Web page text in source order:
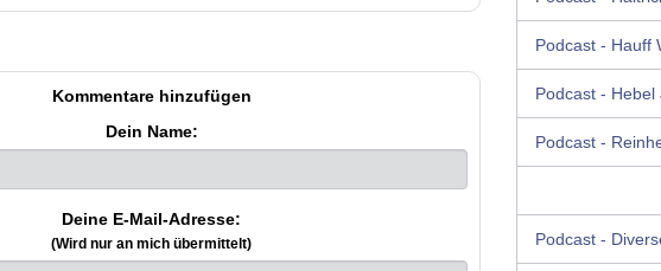
Kommentare hinzufügen
Dein Name:
Deine E-Mail-Adresse:
(Wird nur an mich übermittelt)
Podcast - Hauff
Podcast - Hebel
Podcast -
Podcast -